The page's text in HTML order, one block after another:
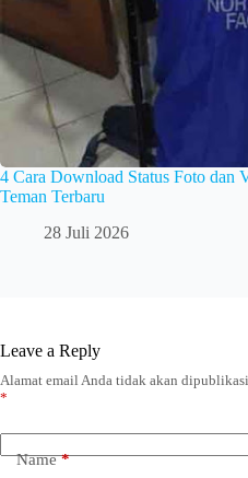
4 Cara Download Status Foto dan
Teman Terbaru
28 Juli 2026
Leave a Reply
Alamat email Anda tidak akan
*
Name*